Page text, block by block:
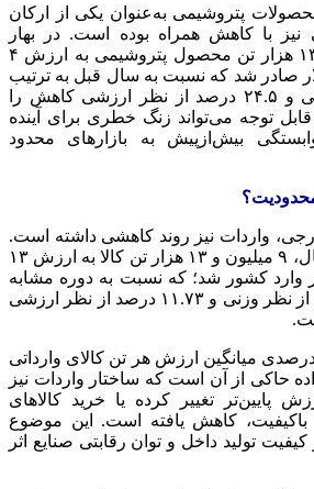
پتروشیمی به‌عنوان یکی از ارکان
نیز با کاهش همراه بوده است. در بهار
امسال، ۱۱ میلیون و ۱۳۳ هزار تن محصول پتروشیمی به ارزش ۴
میلیون دلار صادر شد که نسبت به سال قبل به ترتیب
۲۸.۷ درصد از نظر وزنی و ۲۴.۵ درصد از نظر ارزشی کاهش را
توجه می‌تواند زنگ خطری برای آینده
بیش‌ازپیش به بازارهای محدود
واردات نیز روند کاهشی داشته است.
در سه‌ماهه نخست امسال، ۹ میلیون و ۱۳ هزار تن کالا به ارزش ۱۳
میلیون دلار وارد کشور شد؛ که نسبت به دوره مشابه
سال گذشته ۴.۳۵ درصد از نظر وزنی و ۱۱.۷۳ درصد از نظر ارزشی
مهم‌تر، کاهش ۷.۷ درصدی میانگین ارزش هر تن کالای وارداتی
داده حاکی از آن است که ساختار واردات نیز
پایین‌تر تغییر کرده یا خرید کالاهای
کاهش یافته است. این موضوع
تولید داخل و توان رقابتی صنایع اثر